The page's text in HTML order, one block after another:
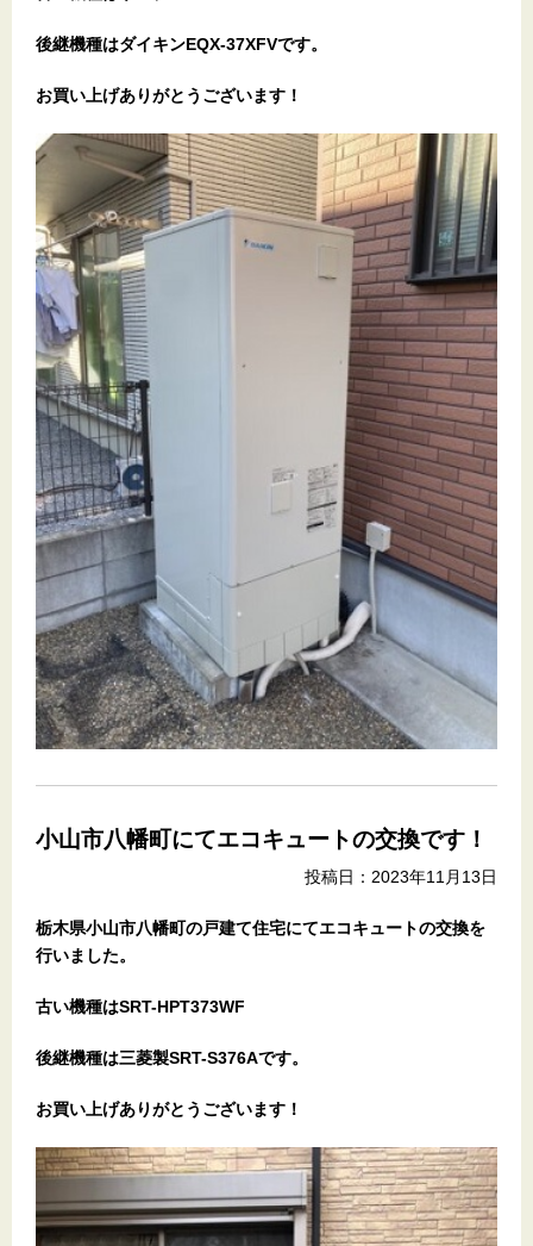
後継機種はダイキンEQX-37XFVです。
お買い上げありがとうございます！
小山市八幡町にてエコキュートの交換です！
投稿日：2023年11月13日
栃木県小山市八幡町の戸建て住宅にてエコキュートの交換を
行いました。
古い機種はSRT-HPT373WF
後継機種は三菱製SRT-S376Aです。
お買い上げありがとうございます！